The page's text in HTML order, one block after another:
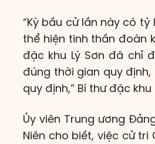
“Kỳ bầu cử lần này có
thể hiện tinh thần đoàn
đặc khu Lý Sơn đã chỉ
đúng thời gian quy
quy định,” Bí thư đặc
Ủy viên Trung ương
Niên cho biết, việc cử